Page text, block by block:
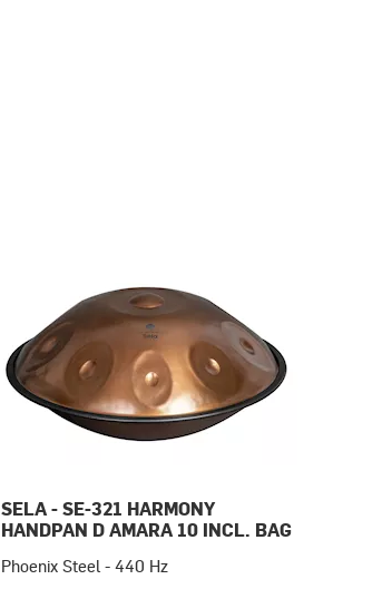
SELA - SE-321 HARMONY
HANDPAN D AMARA 10 INCL. BAG
Phoenix Steel - 440 Hz